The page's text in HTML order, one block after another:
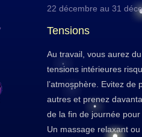
22 décembre au 31
Tensions
Au travail, vous aurez
tensions intérieures
l’atmosphère. Evitez de
autres et prenez
de la fin de journée
Un massage relaxant